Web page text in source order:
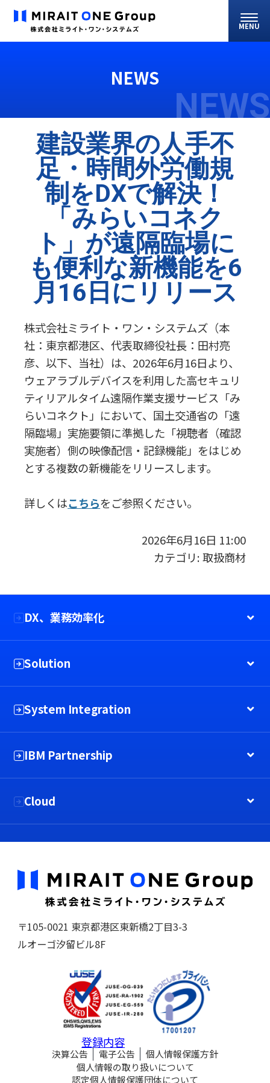
MENU
NEWS
NEWS
建設業界の人手不
足・時間外労働規
制をDXで解決！
「みらいコネク
ト」が遠隔臨場に
も便利な新機能を6
月16日にリリース
株式会社ミライト・ワン・システムズ（本
社：東京都港区、代表取締役社長：田村亮
彦、以下、当社）は、 2026年6月16日より、
ウェアラブルデバイスを利用した高セキュリ
ティリアルタイム遠隔作業支援サービス「み
らいコネクト」において、国土交通省の「遠
隔臨場」実施要領に準拠した「視聴者（確認
実施者）側の映像配信・記録機能」をはじめ
とする複数の新機能をリリースします。
詳しくはこちらをご参照ください。
2026年6月16日 11:00
カテゴリ:取扱商材
DX、業務効率化
Solution
System Integration
IBM Partnership
Cloud
〒105-0021 東京都港区東新橋2丁目3-3
ルオーゴ汐留ビル8F
登録内容
決算公告 電子公告
個人情報保護方針
個人情報の取り扱いについて
認定個人情報保護団体について